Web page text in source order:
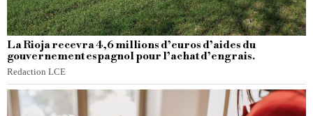
La Rioja recevra 4,6 millions d’euros d’aides du
gouvernement espagnol pour l’achat d’engrais.
Redaction LCE